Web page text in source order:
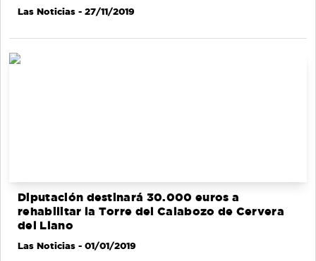
Las Noticias - 27/11/2019
Diputación destinará 30.000 euros a
rehabilitar la Torre del Calabozo de Cervera
del Llano
Las Noticias - 01/01/2019